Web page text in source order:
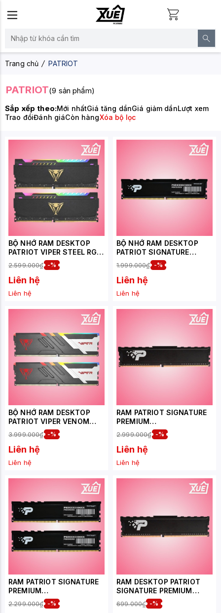
Trang chủ PATRIOT
PATRIOT(9 sản phẩm)
Sắp xếp theo:Mới nhấtGiá tăng dầnGiá giảm dầnLượt xem
Trao đổiĐánh giáCòn hàngXóa bộ lọc
BỘ NHỚ RAM DESKTOP
PATRIOT VIPER STEEL RGB
(PVSR432G320C8K) 32GB
(2X 16GB) DDR4 3200MHZ
2.599.000₫ -%
Liên hệ
Liên hệ
BỘ NHỚ RAM DESKTOP
PATRIOT SIGNATURE
PREMIUM
(PSP516G520081H1) 16GB
(1X 16GB) DDR5 5200MHZ
1.999.000₫ -%
Liên hệ
Liên hệ
BỘ NHỚ RAM DESKTOP
PATRIOT VIPER VENOM
RGB (PVVR532G600C36K)
32GB (2X 16GB) DDR5
6000MHZ
3.999.000₫ -%
Liên hệ
Liên hệ
RAM PATRIOT SIGNATURE
PREMIUM
(PSP416G32002H1) 16GB
(1X 16GB) DDR4 3200MHZ
2.999.000₫ -%
Liên hệ
Liên hệ
RAM PATRIOT SIGNATURE
PREMIUM
(PVV516G520C36K) 16GB
(2X 8GB) DDR5 5200MHZ
2.299.000₫ -%
RAM DESKTOP PATRIOT
SIGNATURE PREMIUM
(PSP48G32002H1) 8GB
(1X8GB) DDR4 3200MHZ
699.000₫ -%